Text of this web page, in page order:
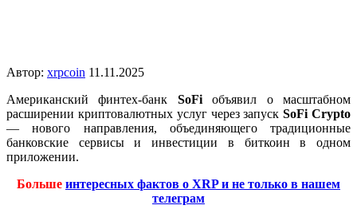
Автор: xrpcoin 11.11.2025
Американский финтех-банк SoFiобъявил о масштабном
расширении криптовалютных услуг через запускSoFi Crypto
— нового направления, объединяющего традиционные
банковские сервисы и инвестиции в биткоин в одном
приложении.
Больше интересных фактов о XRP и не только в нашем
телеграм